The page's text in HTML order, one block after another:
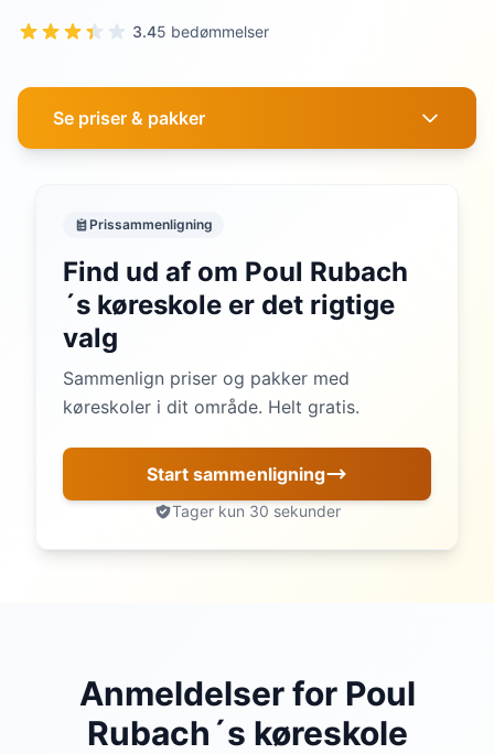
3.45 bedømmelser
Se priser & pakker
Prissammenligning
Find ud af om Poul Rubach
´s køreskole er det rigtige
valg
Sammenlign priser og pakker med
køreskoler i dit område. Helt gratis.
Start sammenligning
Tager kun 30 sekunder
Anmeldelser for Poul
Rubach´s køreskole